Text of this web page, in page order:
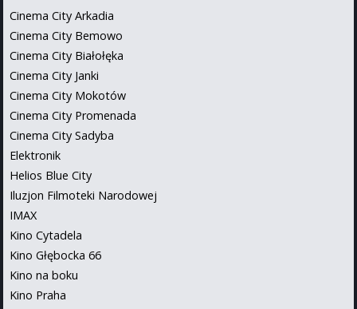
Cinema City Arkadia
Cinema City Bemowo
Cinema City Białołęka
Cinema City Janki
Cinema City Mokotów
Cinema City Promenada
Cinema City Sadyba
Elektronik
Helios Blue City
Iluzjon Filmoteki Narodowej
IMAX
Kino Cytadela
Kino Głębocka 66
Kino na boku
Kino Praha